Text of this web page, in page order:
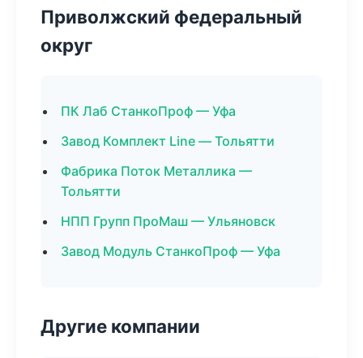
Приволжский федеральный
округ
ПК Лаб СтанкоПроф — Уфа
Завод Комплект Line — Тольятти
Фабрика Поток Металлика —
Тольятти
НПП Групп ПроМаш — Ульяновск
Завод Модуль СтанкоПроф — Уфа
Другие компании